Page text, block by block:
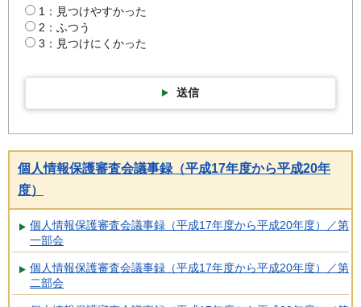
1：見つけやすかった
2：ふつう
3：見つけにくかった
送信
個人情報保護審査会議事録（平成17年度から平成20年
度）
個人情報保護審査会議事録（平成17年度から平成20年度）／第
一部会
個人情報保護審査会議事録（平成17年度から平成20年度）／第
二部会